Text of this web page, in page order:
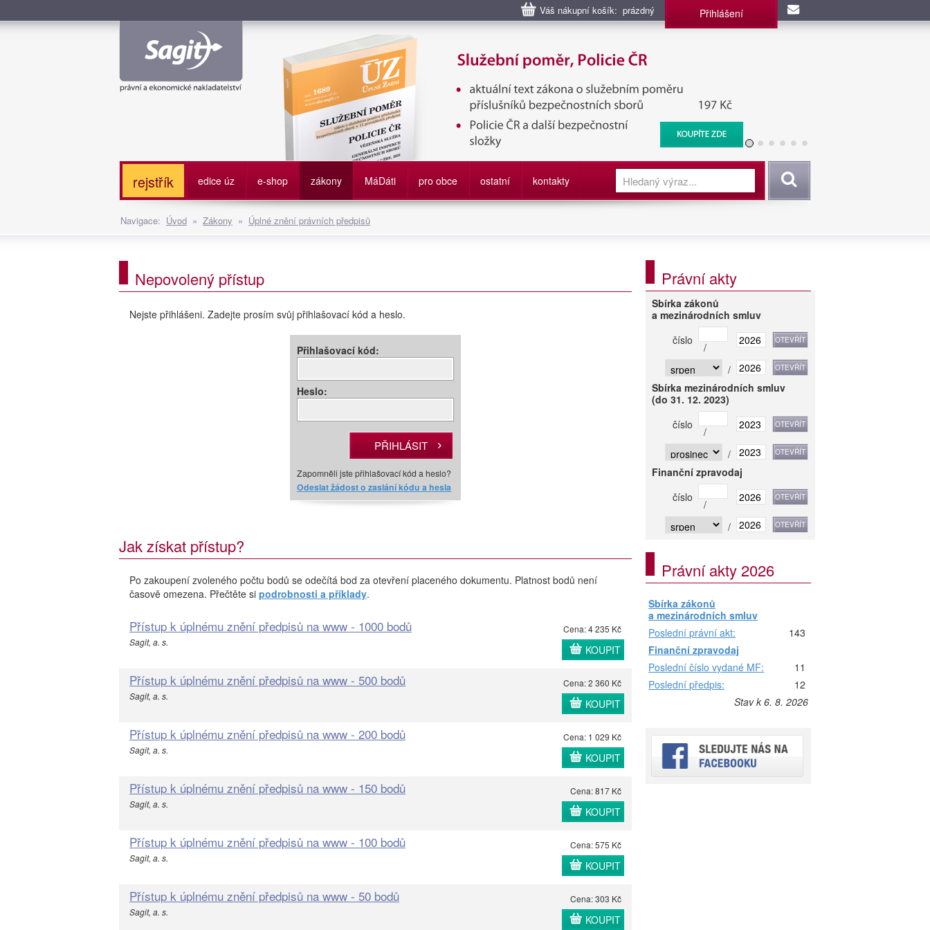
Váš nákupní košík: prázdný Přihlášení
Služební poměr příslušníků bezpečnostních sborů, Policie ČR, Vězeňská služba, BIS, Zpravodajské
služby
rejstřík edice úz e-shop zákony MáDáti pro obce ostatní kontakty Vyhledat
Navigace: Úvod » Zákony » Úplné znění právních předpisů
Nepovolený přístup
Nejste přihlášeni. Zadejte prosím svůj přihlašovací kód a heslo.
Přihlašovací kód:
Heslo:
Zapomněli jste přihlašovací kód a heslo?
Odeslat žádost o zaslání kódu a hesla
Jak získat přístup?
Po zakoupení zvoleného počtu bodů se odečítá bod za otevření placeného dokumentu. Platnost bodů není
časově omezena. Přečtěte si podrobnosti a příklady.
Přístup k úplnému znění předpisů na www - 1000 bodů
Sagit, a. s.
Cena: 4 235 Kč
KOUPIT
Přístup k úplnému znění předpisů na www - 500 bodů
Sagit, a. s.
Cena: 2 360 Kč
KOUPIT
Přístup k úplnému znění předpisů na www - 200 bodů
Sagit, a. s.
Cena: 1 029 Kč
KOUPIT
Přístup k úplnému znění předpisů na www - 150 bodů
Sagit, a. s.
Cena: 817 Kč
KOUPIT
Přístup k úplnému znění předpisů na www - 100 bodů
Sagit, a. s.
Cena: 575 Kč
KOUPIT
Přístup k úplnému znění předpisů na www - 50 bodů
Sagit, a. s.
Cena: 303 Kč
KOUPIT
Právní akty
Sbírka zákonů
a mezinárodních smluv
číslo
/
/
Sbírka mezinárodních smluv
(do 31. 12. 2023)
číslo
/
/
Finanční zpravodaj
číslo
/
/
Právní akty 2026
Sbírka zákonů
a mezinárodních smluv
Poslední právní akt:
143
Finanční zpravodaj
Poslední číslo vydané MF:
11
Poslední předpis:
12
Stav k 6. 8. 2026